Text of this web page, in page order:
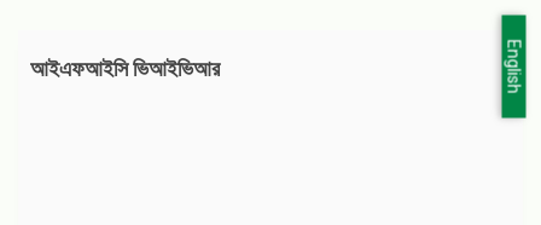
English
আইএফআইসি ভিআইভিআর